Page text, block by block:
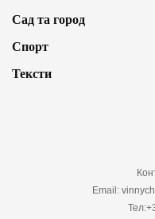
Сад та город
Спорт
Тексти
Email: